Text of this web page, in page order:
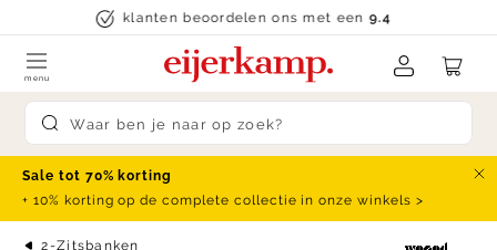
Skip to contentklanten beoordelen ons met een9.4
Submit search
menu
Sale tot 70% korting
+ 10% korting op de complete collectie in onze winkels >
2-Zitsbanken